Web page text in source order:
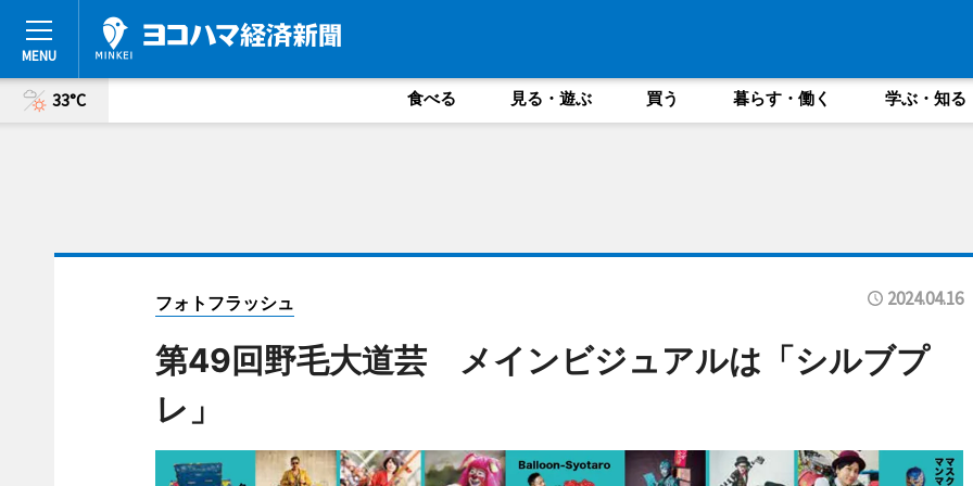
33°C 食べる 見る・遊ぶ 買う 暮らす・働く 学ぶ・知る
フォトフラッシュ 2024.04.16
第49回野毛大道芸 メインビジュアルは「シルブプ
レ」